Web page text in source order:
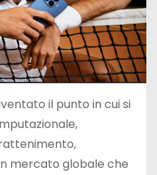
il punto in cui si
mercato globale che